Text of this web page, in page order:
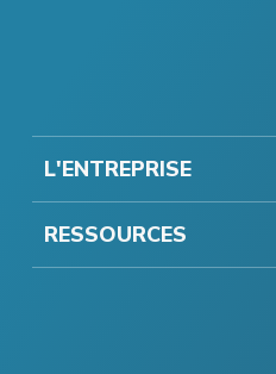
L'ENTREPRISE
RESSOURCES